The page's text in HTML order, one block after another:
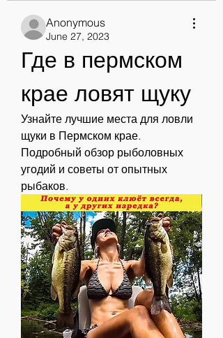
Anonymous
June 27, 2023
Где в пермском
крае ловят щуку
Узнайте лучшие места для ловли
щуки в Пермском крае.
Подробный обзор рыболовных
угодий и советы от опытных
рыбаков.